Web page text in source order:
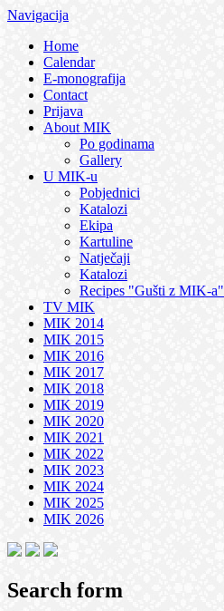
Navigacija
Home
Calendar
E-monografija
Contact
Prijava
About MIK
Po godinama
Gallery
U MIK-u
Pobjednici
Katalozi
Ekipa
Kartuline
Natječaji
Katalozi
Recipes "Gušti z MIK-a"
TV MIK
MIK 2014
MIK 2015
MIK 2016
MIK 2017
MIK 2018
MIK 2019
MIK 2020
MIK 2021
MIK 2022
MIK 2023
MIK 2024
MIK 2025
MIK 2026
Search form